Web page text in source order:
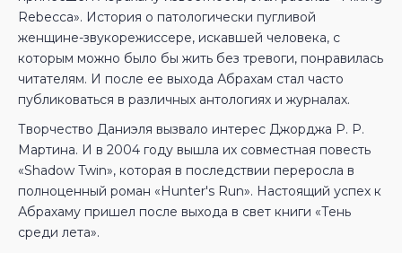
Rebecca». История о патологически пугливой
женщине-звукорежиссере, искавшей человека, с
которым можно было бы жить без тревоги, понравилась
читателям. И после ее выхода Абрахам стал часто
публиковаться в различных антологиях и журналах.
Творчество Даниэля вызвало интерес Джорджа Р. Р.
Мартина. И в 2004 году вышла их совместная повесть
«Shadow Twin», которая в последствии переросла в
полноценный роман «Hunter's Run». Настоящий успех к
Абрахаму пришел после выхода в свет книги «Тень
среди лета».